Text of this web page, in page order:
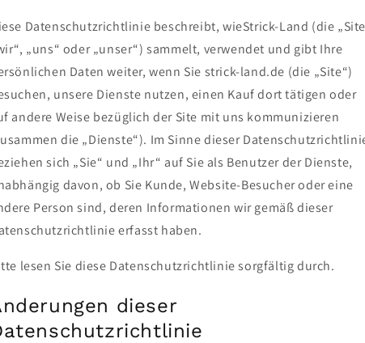
Datenschutzrichtlinie beschreibt, wieStrick-Land (die
„uns“ oder „unser“) sammelt, verwendet und gibt Ihre
Daten weiter, wenn Sie strick-land.de (die „Site“)
unsere Dienste nutzen, einen Kauf dort tätigen oder
andere Weise bezüglich der Site mit uns kommunizieren
die „Dienste“). Im Sinne dieser
sich „Sie“ und „Ihr“ auf Sie als Benutzer der Dienste,
davon, ob Sie Kunde, Website-Besucher oder eine
Person sind, deren Informationen wir gemäß dieser
erfasst haben.
lesen Sie diese Datenschutzrichtlinie sorgfältig durch.
dieser